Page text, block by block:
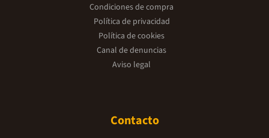
Condiciones de compra
Política de privacidad
Política de cookies
Canal de denuncias
Aviso legal
Contacto